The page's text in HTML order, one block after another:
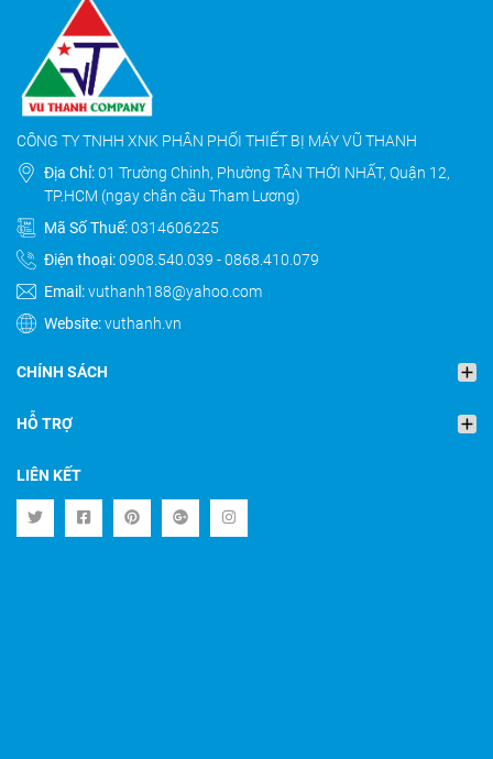
CÔNG TY TNHH XNK PHÂN PHỐI THIẾT BỊ MÁY VŨ THANH
Địa Chỉ:01 Trường Chinh, Phường TÂN THỚI NHẤT, Quận 12,
TP.HCM (ngay chân cầu Tham Lương)
Mã Số Thuế:0314606225
Điện thoại:0908.540.039 -0868.410.079
Email:vuthanh188@yahoo.com
Website:vuthanh.vn
CHÍNH SÁCH
HỖ TRỢ
LIÊN KẾT